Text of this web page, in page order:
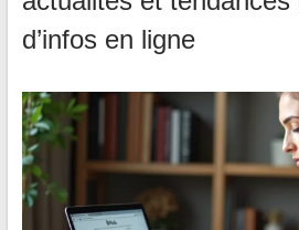
d’infos en ligne